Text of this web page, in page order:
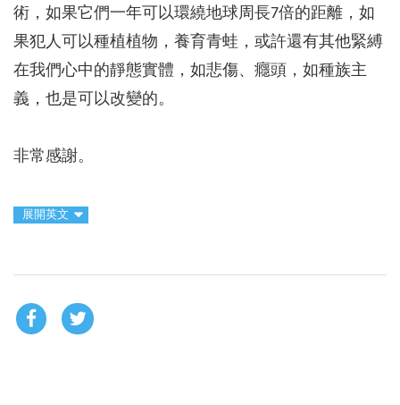
術，如果它們一年可以環繞地球周長7倍的距離，如
果犯人可以種植植物，養育青蛙，或許還有其他緊縛
在我們心中的靜態實體，如悲傷、癮頭，如種族主
義，也是可以改變的。
非常感謝。
展開英文